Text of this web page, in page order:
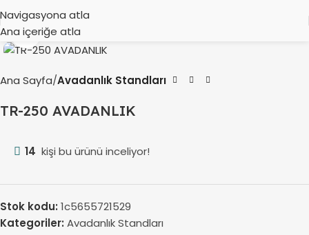
Navigasyona atla
Ana içeriğe atlaBüyütmek için tıklayın
Ana Sayfa Avadanlık Standları
TR-250 AVADANLIK
14 kişi bu ürünü inceliyor!
Stok kodu: 1c5655721529
Kategoriler: Avadanlık Standları